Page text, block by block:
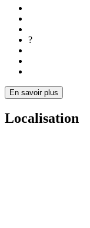
?
En savoir plus
Localisation